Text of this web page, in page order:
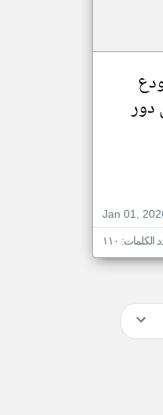
2025 من دور
Jan 01,
الكلمات: ١١٠